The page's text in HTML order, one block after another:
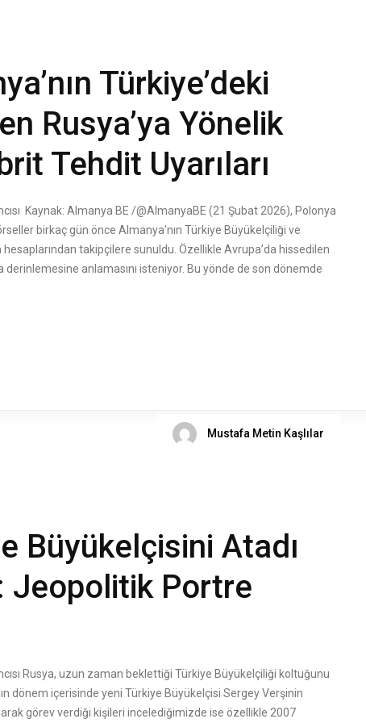
Türkiye’deki
Rusya’ya Yönelik
Tehdit Uyarıları
Kaynak: Almanya BE /@AlmanyaBE (21 Şubat 2026), Polonya
birkaç gün önce Almanya’nın Türkiye Büyükelçiliği ve
hesaplarından takipçilere sunuldu. Özellikle Avrupa’da hissedilen
derinlemesine anlamasını isteniyor. Bu yönde de son dönemde
Mustafa Metin Kaşlılar
Büyükelçisini Atadı
Jeopolitik Portre
Rusya, uzun zaman beklettiği Türkiye Büyükelçiliği koltuğunu
dönem içerisinde yeni Türkiye Büyükelçisi Sergey Verşinin
görev verdiği kişileri incelediğimizde ise özellikle 2007